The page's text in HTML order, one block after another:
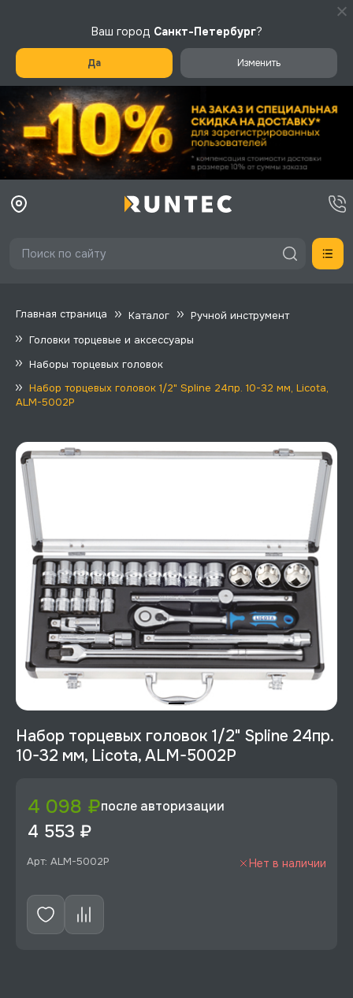
Ваш город Санкт-Петербург?
Да Изменить
Главная страница Каталог
Ручной инструмент
Головки торцевые и аксессуары
Наборы торцевых головок
Набор торцевых головок 1/2" Spline 24пр. 10-32 мм, Licota,
ALM-5002P
Набор торцевых головок 1/2" Spline 24пр.
10-32 мм, Licota, ALM-5002P
4 098 ₽после авторизации
4 553 ₽
Арт: ALM-5002P Нет в наличии